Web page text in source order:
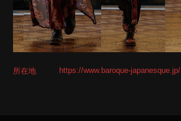
所在地 https://www.baroque-japanesque.jp/